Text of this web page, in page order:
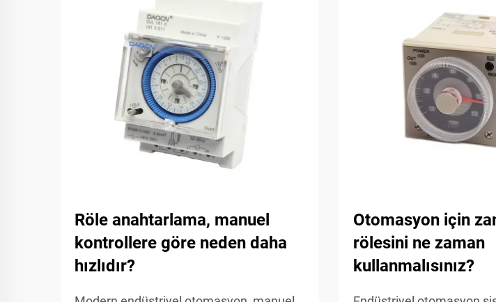
Röle anahtarlama, manuel
kontrollere göre neden daha
hızlıdır?
Otomasyon için
rölesini ne zaman
kullanmalısınız?